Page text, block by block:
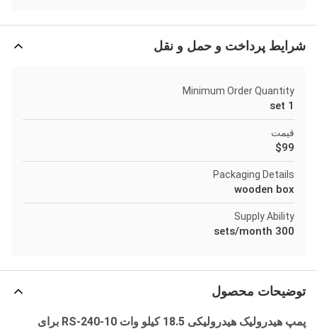
شرایط پرداخت و حمل و نقل
Minimum Order Quantity
1 set
قیمت
$99
Packaging Details
wooden box
Supply Ability
300 sets/month
توضیحات محصول
پمپ هیدرولیک هیدرولیکی 18.5 کیلو وات RS-240-10 برای